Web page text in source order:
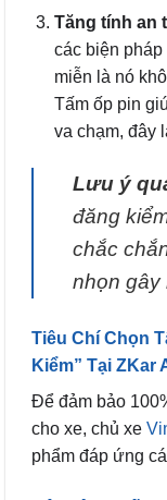
Tăng tính an
các biện
miễn là nó
Tấm ốp pin
va chạm, đây
Lưu ý
đăng
chắc
nhọn gây
Tiêu Chí Chọn
Kiểm” Tại ZKar
Để đảm bảo
cho xe, chủ xe
phẩm đáp ứng